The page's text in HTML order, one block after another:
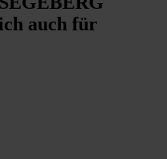
auch für